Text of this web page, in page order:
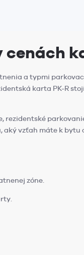
cenách
a typmi
karta PK-R
rezidentské
vzťah máte k bytu
zóne.